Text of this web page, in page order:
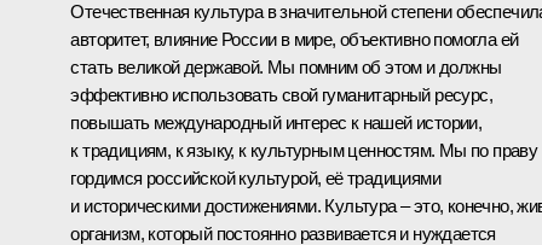
Отечественная культура в значительной степени
авторитет, влияние России в мире, объективно помогла ей
стать великой державой. Мы помним об этом и должны
эффективно использовать свой гуманитарный ресурс,
повышать международный интерес к нашей истории,
к традициям, к языку, к культурным ценностям. Мы по праву
гордимся российской культурой, её традициями
и историческими достижениями. Культура – это, конечно,
организм, который постоянно развивается и нуждается